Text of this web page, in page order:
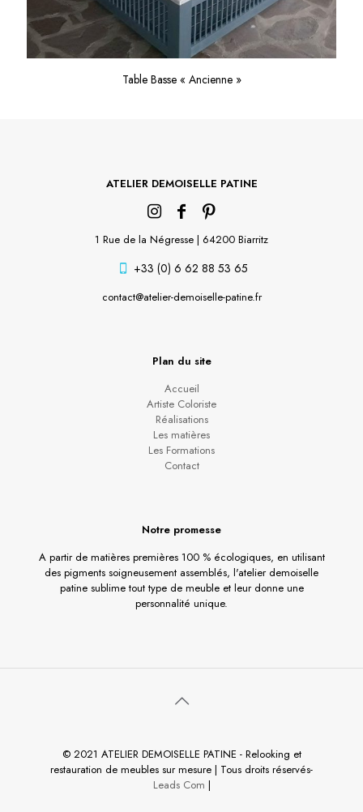
Table Basse « Ancienne »
ATELIER DEMOISELLE PATINE
1 Rue de la Négresse | 64200 Biarritz
+33 (0) 6 62 88 53 65
contact@atelier-demoiselle-patine.fr
Plan du site
Accueil
Artiste Coloriste
Réalisations
Les matières
Les Formations
Contact
Notre promesse
A partir de matières premières 100 % écologiques, en utilisant
des pigments soigneusement assemblés, l'atelier demoiselle
patine sublime tout type de meuble et leur donne une
personnalité unique.
© 2021 ATELIER DEMOISELLE PATINE - Relooking et
restauration de meubles sur mesure | Tous droits réservés-
Leads Com |